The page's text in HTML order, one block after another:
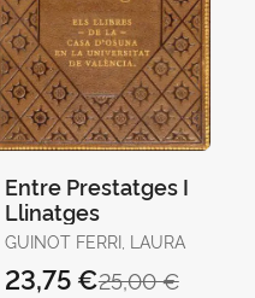
Entre Prestatges I
Llinatges
GUINOT FERRI, LAURA
25,00 €
23,75 €